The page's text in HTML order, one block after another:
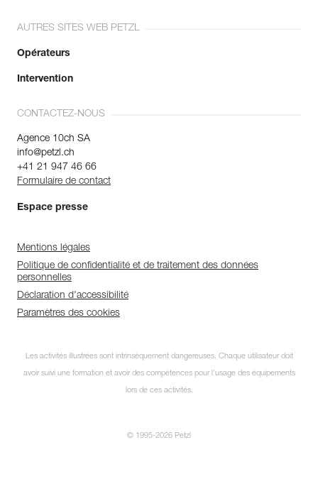
newsletter
et restez connecté à notre
AUTRES SITES WEB PETZL
Opérateurs
Intervention
CONTACTEZ-NOUS
Agence 10ch SA
info@petzl.ch
+41 21 947 46 66
Formulaire de contact
Espace presse
Mentions légales
Politique de confidentialité et de traitement des données
personnelles
Déclaration d'accessibilité
Paramètres des cookies
Les activités illustrées sont intrinsèquement dangereuses. Chaque utilisateur doit
avoir suivi une formation et avoir des compétences pour l’usage des équipements
lors de ces activités.
© 1995-2026 Petzl